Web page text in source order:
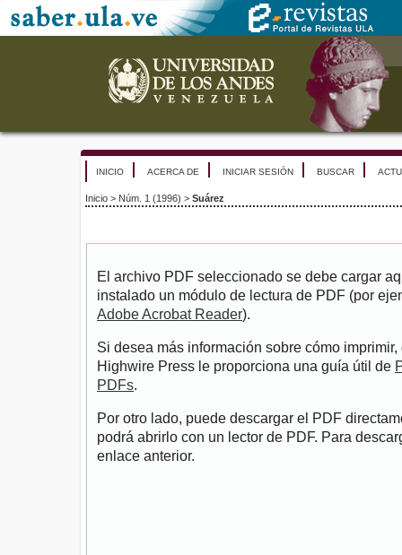
INICIO ACERCA DE INICIAR SESIÓN BUSCAR
Inicio > Núm. 1 (1996) > Suárez
El archivo PDF seleccionado se debe cargar
instalado un módulo de lectura de PDF (por
Adobe Acrobat Reader).
Si desea más información sobre cómo
Highwire Press le proporciona una guía útil de
PDFs.
Por otro lado, puede descargar el PDF
podrá abrirlo con un lector de PDF. Para
enlace anterior.